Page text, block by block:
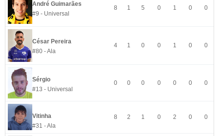
André Guimarães
#9 - Universal
8 1 5 0 1 0 0
César Pereira
#80 - Ala
4 1 0 0 1 0 0
Sérgio
#13 - Universal
0 0 0 0 0 0 0
Vitinha
#31 - Ala
8 2 1 0 2 0 0